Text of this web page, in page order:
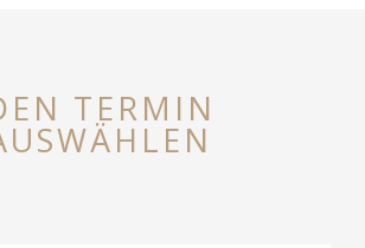
TERMIN